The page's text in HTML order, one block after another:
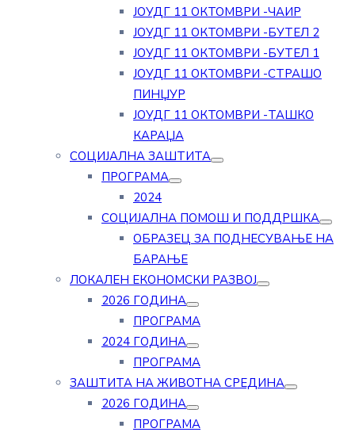
ЈОУДГ 11 ОКТОМВРИ -ЧАИР
ЈОУДГ 11 ОКТОМВРИ -БУТЕЛ 2
ЈОУДГ 11 ОКТОМВРИ -БУТЕЛ 1
ЈОУДГ 11 ОКТОМВРИ -СТРАШО
ПИНЏУР
ЈОУДГ 11 ОКТОМВРИ -ТАШКО
КАРАЏА
СОЦИЈАЛНА ЗАШТИТА
ПРОГРАМА
2024
СОЦИЈАЛНА ПОМОШ И ПОДДРШКА
ОБРАЗЕЦ ЗА ПОДНЕСУВАЊЕ НА
БАРАЊЕ
ЛОКАЛЕН ЕКОНОМСКИ РАЗВОЈ
2026 ГОДИНА
ПРОГРАМА
2024 ГОДИНА
ПРОГРАМА
ЗАШТИТА НА ЖИВОТНА СРЕДИНА
2026 ГОДИНА
ПРОГРАМА